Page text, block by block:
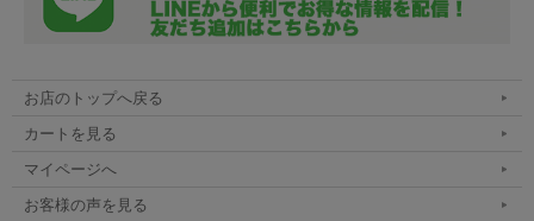
お店のトップへ戻る
カートを見る
マイページへ
お客様の声を見る